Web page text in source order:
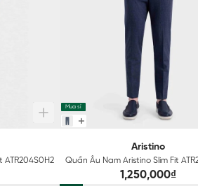
ATR204S0H2
Mua sỉ
Aristino
Quần Âu Nam Aristino Slim Fit
1,250,000₫